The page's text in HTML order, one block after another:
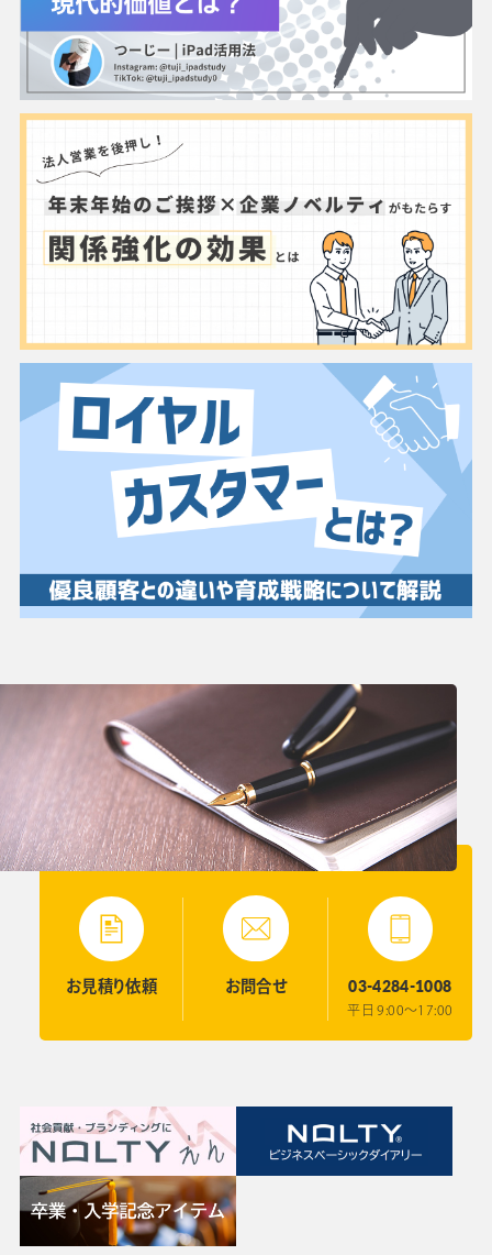
お見積り依頼 お問合せ 03-4284-1008
平日 9:00〜17:00